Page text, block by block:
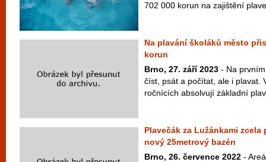
702 000 korun na zajištění
Na plavání školáků město
korun
Brno, 27. září 2023 - Na
číst, psát a počítat, ale i plavat.
ročnících absolvují základní
Plavečák za Lužánkami
nový 25metrový bazén
Brno, 26. července 2022 -